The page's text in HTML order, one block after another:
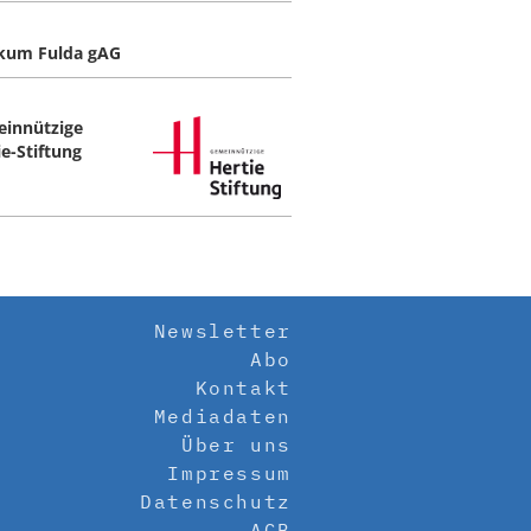
Fulda gAG
Stiftung
Newsletter
Abo
Kontakt
Mediadaten
Über uns
Impressum
Datenschutz